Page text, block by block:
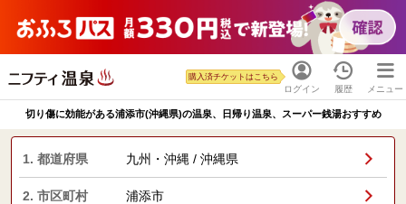
ログイン
購入済チケットはこちら
履歴 メニュー
切り傷に効能がある浦添市(沖縄県)の温泉、日帰り温泉、スーパー銭湯おすすめ
1. 都道府県 九州・沖縄 / 沖縄県
2. 市区町村 浦添市